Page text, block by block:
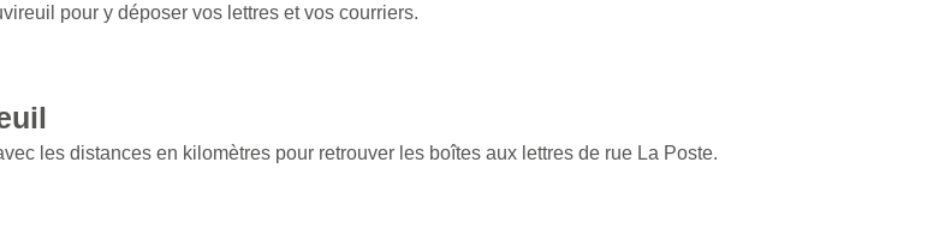
pour y déposer vos lettres et vos courriers.
les distances en kilomètres pour retrouver les boîtes aux lettres de rue La Poste.